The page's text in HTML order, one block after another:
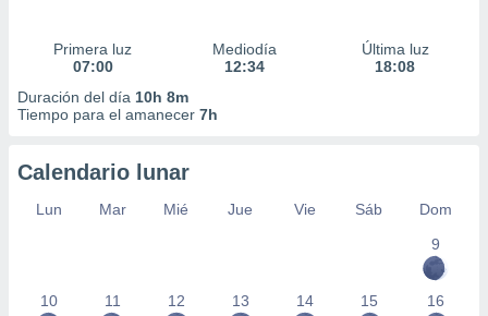
Primera luz
07:00
Mediodía
12:34
Última luz
18:08
Duración del día 10h 8m
Tiempo para el amanecer 7h
Calendario lunar
Lun Mar Mié Jue Vie Sáb
Dom
9
10 11 12 13 14 15 16